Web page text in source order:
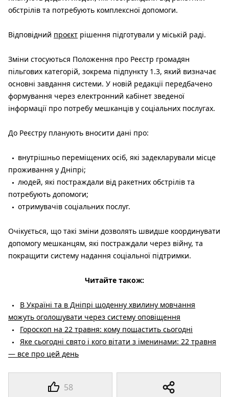
58
обстрілів та потребують комплексної допомоги.
Відповідний проєкт рішення підготували у міській раді.
Зміни стосуються Положення про Реєстр громадян
пільгових категорій, зокрема підпункту 1.3, який визначає
основні завдання системи. У новій редакції передбачено
формування через електронний кабінет зведеної
інформації про потребу мешканців у соціальних послугах.
До Реєстру планують вносити дані про:
внутрішньо переміщених осіб, які задекларували місце
проживання у Дніпрі;
людей, які постраждали від ракетних обстрілів та
потребують допомоги;
отримувачів соціальних послуг.
Очікується, що такі зміни дозволять швидше координувати
допомогу мешканцям, які постраждали через війну, та
покращити систему надання соціальної підтримки.
Читайте також:
В Україні та в Дніпрі щоденну хвилину мовчання
можуть оголошувати через систему оповіщення
Гороскоп на 22 травня: кому пощастить сьогодні
Яке сьогодні свято і кого вітати з іменинами: 22 травня
— все про цей день